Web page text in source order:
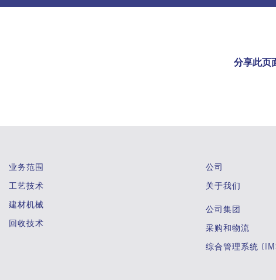
分享此页
业务范围
工艺技术
建材机械
回收技术
公司
关于我们
公司集团
采购和物流
综合管理系统